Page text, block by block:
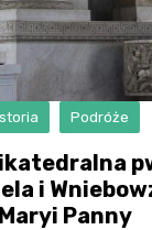
Podróże
i
Panny